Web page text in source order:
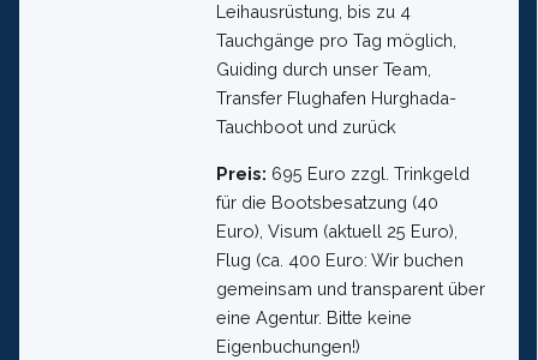
Leihausrüstung, bis zu 4
Tauchgänge pro Tag möglich,
Guiding durch unser Team,
Transfer Flughafen Hurghada-
Tauchboot und zurück
Preis: 695 Euro zzgl. Trinkgeld
für die Bootsbesatzung (40
Euro), Visum (aktuell 25 Euro),
Flug (ca. 400 Euro: Wir buchen
gemeinsam und transparent über
eine Agentur. Bitte keine
Eigenbuchungen!)